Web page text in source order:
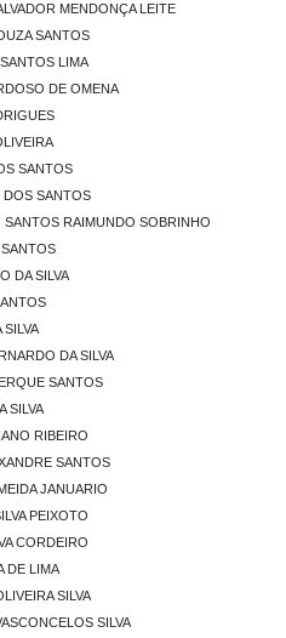
MENDONÇA LEITE
SANTOS
LIMA
DE OMENA
SANTOS
DOS SANTOS
SANTOS RAIMUNDO SOBRINHO
DA SILVA
SILVA
DA SILVA
SANTOS
SILVA
RIBEIRO
SANTOS
JANUARIO
PEIXOTO
CORDEIRO
DE LIMA
SILVA
SILVA